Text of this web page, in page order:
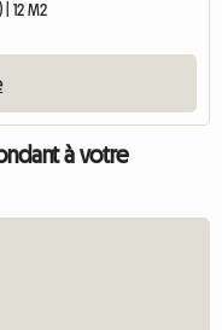
12 M2
à votre